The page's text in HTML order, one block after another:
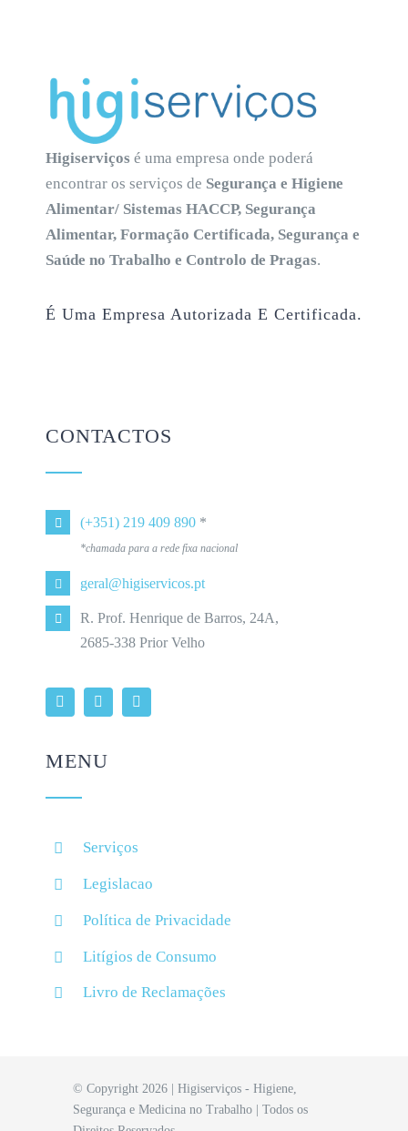
Higiserviços é uma empresa onde poderá
encontrar os serviços de Segurança e Higiene
Alimentar/ Sistemas HACCP, Segurança
Alimentar, Formação Certificada, Segurança e
Saúde no Trabalho e Controlo de Pragas.
É Uma Empresa Autorizada E Certificada.
CONTACTOS
(+351) 219 409 890 *
*chamada para a rede fixa nacional
geral@higiservicos.pt
R. Prof. Henrique de Barros, 24A,
2685-338 Prior Velho
MENU
Serviços
Legislacao
Política de Privacidade
Litígios de Consumo
Livro de Reclamações
© Copyright 2026 | Higiserviços - Higiene,
Segurança e Medicina no Trabalho | Todos os